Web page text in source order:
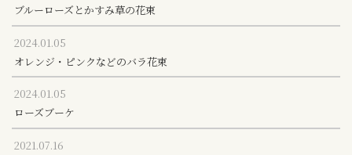
ブルーローズとかすみ草の花束
2024.01.05
オレンジ・ピンクなどのバラ花束
2024.01.05
ローズブーケ
2021.07.16